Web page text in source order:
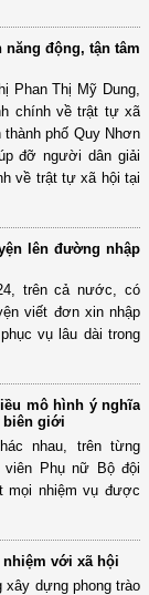
động, tận tâm
Phan Thị Mỹ Dung,
chính về trật tự xã
thành phố Quy Nhơn
đỡ người dân giải
về trật tự xã hội tại
lên đường nhập
trên cả nước, có
viết đơn xin nhập
vụ lâu dài trong
mô hình ý nghĩa
biên giới
nhau, trên từng
Phụ nữ Bộ đội
mọi nhiệm vụ được
nhiệm với xã hội
xây dựng phong trào